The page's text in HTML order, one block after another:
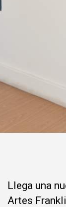
Llega una
Artes